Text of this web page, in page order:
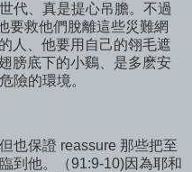
代、真是提心吊膽。不過
要救他們脫離這些災難網
人、他要用自己的翎毛遮
膀底下的小鷄、是多麽安
險的環境。
也保證 reassure 那些把至
到他。（91:9-10)因為耶和